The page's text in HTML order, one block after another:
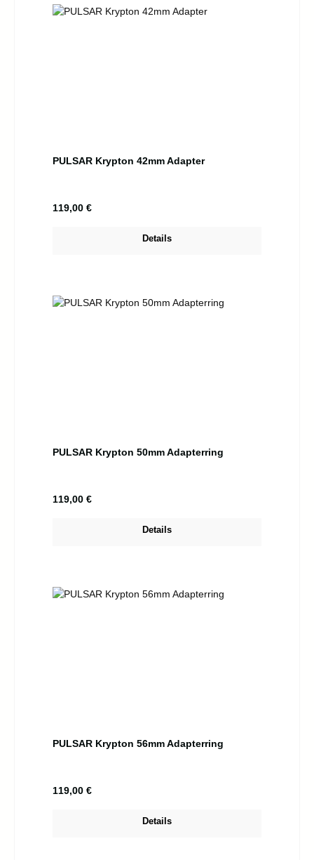
PULSAR Krypton 42mm Adapter
Regulärer Preis:
119,00 €
Details
PULSAR Krypton 50mm Adapterring
Regulärer Preis:
119,00 €
Details
PULSAR Krypton 56mm Adapterring
Regulärer Preis:
119,00 €
Details